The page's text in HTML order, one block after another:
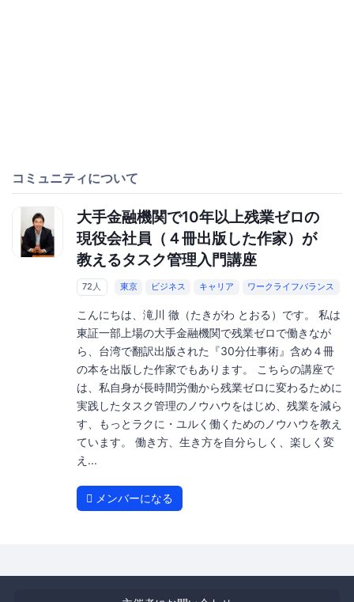
コミュニティについて
大手金融機関で10年以上残業ゼロの
現役会社員（４冊出版した作家）が
教えるタスク管理入門講座
72人 東京 ビジネス キャリア ワークライフバランス
こんにちは、滝川 徹（たきがわ とおる）です。 私は
東証一部上場の大手金融機関で残業ゼロで働きなが
ら、台湾で翻訳出版された『30分仕事術』含め４冊
の本を出版した作家でもあります。 こちらの講座で
は、私自身が長時間労働から残業ゼロに変わるために
実践したタスク管理のノウハウをはじめ、残業を減ら
す、もっとラクに・ユルく働くためのノウハウを教え
ています。 働き方、生き方を自分らしく、楽しく変
え...
メンバーになる